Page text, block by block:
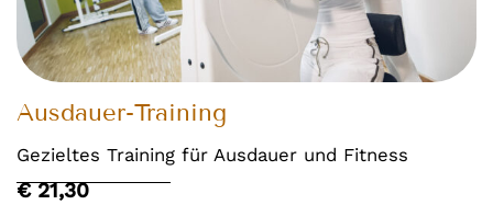
Ausdauer-Training
Gezieltes Training für Ausdauer und Fitness
€ 21,30